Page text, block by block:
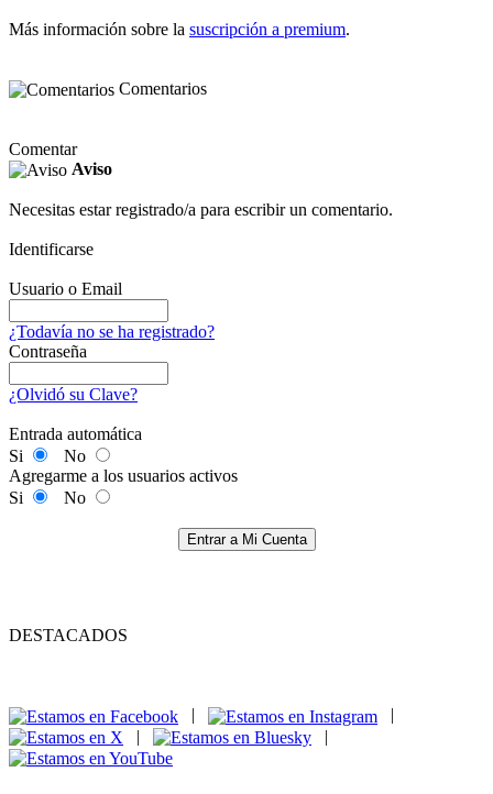
Más información sobre la suscripción a premium.
Comentarios
Comentar
Aviso
Necesitas estar registrado/a para escribir un comentario.
Identificarse
Usuario o Email
¿Todavía no se ha registrado?
Contraseña
¿Olvidó su Clave?
Entrada automática
Si
No
Agregarme a los usuarios activos
Si
No
Entrar a Mi Cuenta
DESTACADOS
|
|